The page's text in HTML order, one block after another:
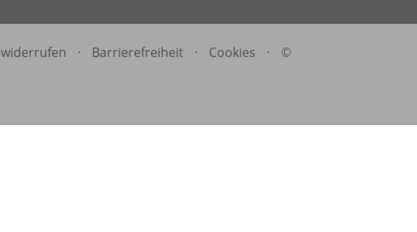
· Barrierefreiheit · Cookies ·
©